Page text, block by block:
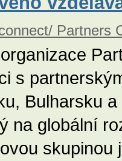
Partners
s
Bulharsku
na globální
skupinou